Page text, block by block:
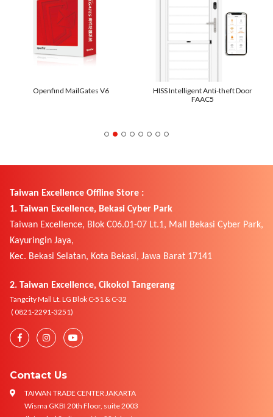
Openfind MailGates V6
HISS Intelligent Anti-theft Door
FAAC5
Taiwan Excellence Offline Store :
1. Taiwan Excellence, Bekasi Cyber Park
Taiwan Excellence, Blok C06.01-07 Lt.1, Mall Bekasi Cyber Park,
Kayuringin Jaya,
Kec. Bekasi Selatan, Kota Bekasi, Jawa Barat 17141
2. Taiwan Excellence, Cikokol Tangerang
Tangcity Mall Lt. LG Blok C-51 & C-32
( 0821-2291-3251)
Contact Us
TAIWAN TRADE CENTER JAKARTA
Wisma GKBI 20th Floor, suite 2003